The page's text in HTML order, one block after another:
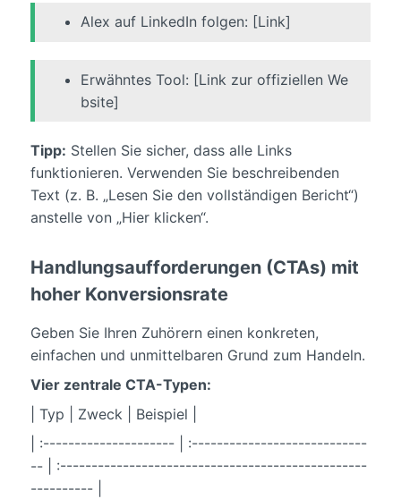
Alex auf LinkedIn folgen: [Link]
Erwähntes Tool: [Link zur offiziellen We
bsite]
Tipp: Stellen Sie sicher, dass alle Links
funktionieren. Verwenden Sie beschreibenden
Text (z. B. „Lesen Sie den vollständigen Bericht“)
anstelle von „Hier klicken“.
Handlungsaufforderungen (CTAs) mit
hoher Konversionsrate
Geben Sie Ihren Zuhörern einen konkreten,
einfachen und unmittelbaren Grund zum Handeln.
Vier zentrale CTA-Typen:
| Typ | Zweck | Beispiel |
| :--------------------- | :----------------------------
-- | :-------------------------------------------------
---------- |